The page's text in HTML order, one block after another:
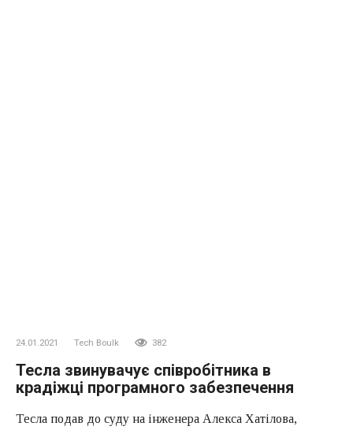
24.01.2021 Tech Boulk 382
Тесла звинувачує співробітника в
крадіжці програмного забезпечення
Тесла подав до суду на інженера Алекса Хатілова,